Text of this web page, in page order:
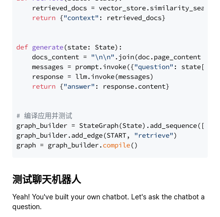
retrieved_docs =
return {"context" : retrieved_docs}
def generate(state: State):
    docs_content =
"\n\n" .join(doc.page_content
    messages = prompt.invoke({
"question" : state[
    response = llm.invoke(messages)
return {"answer" : response.content}
# 编译应用并测试
graph_builder =
graph_builder.add_edge(START, "retrieve")
graph = graph_builder.compile
测试聊天机器人
Yeah! You've built your own chatbot. Let's ask the chatbot a
question.